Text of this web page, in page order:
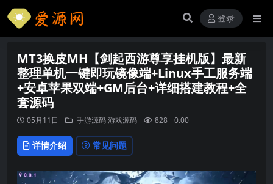
登录
MT3换皮MH【剑起西游尊享挂机版】最新
整理单机一键即玩镜像端+Linux手工服务端
+安卓苹果双端+GM后台+详细搭建教程+全
套源码
05月11日 手游源码游戏源码 828 0.00
详情介绍 常见问题